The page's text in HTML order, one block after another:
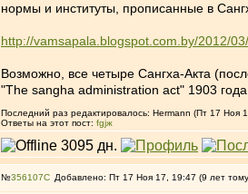
нормы и институты, прописанные в
http://vamsapala.blogspot.com.by/2012/
Возможно, все четыре Сангха-Акта
"The sangha administration act" 1903
Последний раз редактировалось: Hermann (Пт 17 Ноя
Ответы на этот пост: fgjж
№356107 Добавлено: Пт 17 Ноя 17, 19:47 (9 лет